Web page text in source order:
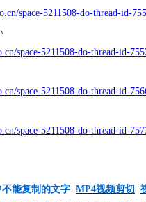
space-5211508-do-thread-id-
space-5211508-do-thread-id-
space-5211508-do-thread-id-
space-5211508-do-thread-id-
能复制的文字 MP4视频剪切